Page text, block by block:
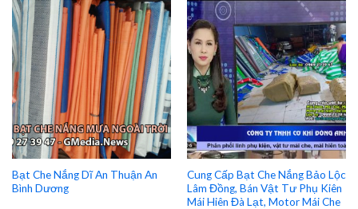
Bạt Che Nắng Dĩ An Thuận An
Bình Dương
Cung Cấp Bạt Che Nắng Bảo Lộc
Lâm Đồng, Bán Vật Tư Phụ Kiên
Mái Hiên Đà Lạt, Motor Mái Che